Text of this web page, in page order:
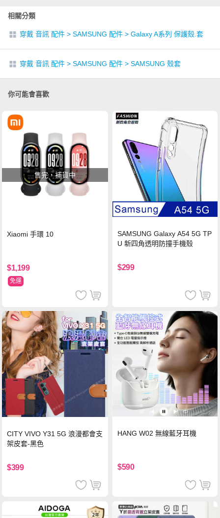
相關分類
穿戴 音訊 配件 > SAMSUNG 配件 > Galaxy A系列 保護殼.套
穿戴 音訊 配件 > SAMSUNG 配件 > SAMSUNG 殼套
你可能會喜歡
售完，補貨中
Xiaomi 手環 10
$1,199
免運
SAMSUNG Galaxy A54 5G TP
U 新四角透明防撞手機殼
$299
CITY VIVO Y31 5G 浪漫都會支
架皮套-黑色
$399
HANG W02 無線藍牙耳機
$590